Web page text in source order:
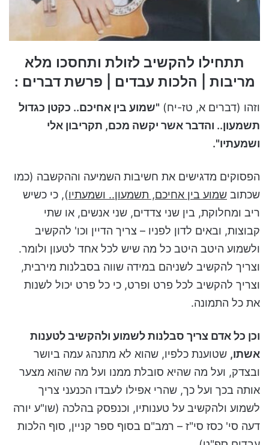
תתחילו להקשיב לזולת ותחסכו מלא
מריבות | הלכות עבדים | פרשת דברים :
וזהו (דברים א, טז-יח) "שמוע בין אחיכם.. כקטן כגדול
תשמעון.. והדבר אשר יקשה מכם, תקריבון אלי
ושמעתיו".
הפסוקים מדגישים את חשיבות השמיעה וההקשבה (כמו
שכתוב שמוע בין אחיכם, תשמעון.. ושמעתיו), כי כשיש
ריב ומחלוקת, בין שני צדדים, שני אנשים, או שתי
קבוצות, ובאים לדון לפניו – צריך הדיין וכו' להקשיב
ולשמוע היטב היטב כל מה שיש לכל אחד לטעון ולומר.
וצריך להקשיב לשניהם במידה שווה בסבלנות מירבית,
וצריך להקשיב לכל פרט ופרט, כי כל פרט יכול לשנות
את כל התמונה.
וכן כל אדם צריך סבלנות לשמוע ולהקשיב לטענות
אשתו, שטוענת כלפיו, שהוא לא מתנהג עמה ביושר
ובצדק, ועל מה שהיא סובלת ממנו ועל מה שהוא מצער
אותה בכך ועל כך, שהרי אפילו לעבדו הכנעני צריך
לשמוע ולהקשיב על טענותיו, וכנפסק בהלכה (שו"ע יורה
דעה סי' כסז סי"ז – רמב"ם בסוף ספר קניין, סוף הלכות